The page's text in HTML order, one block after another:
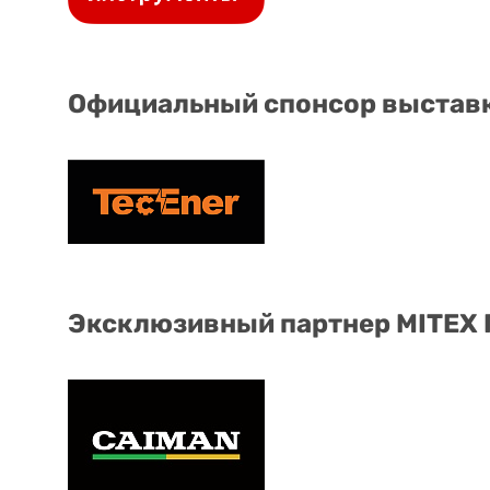
Официальный спонсор
Эксклюзивный партнер